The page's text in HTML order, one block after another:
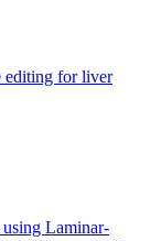
editing for liver
Laminar-